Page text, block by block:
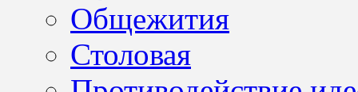
Общежития
Столовая